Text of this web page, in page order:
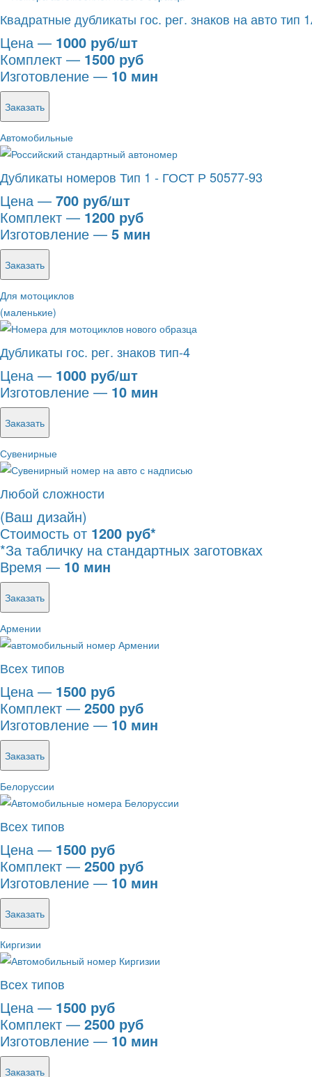
Квадратные дубликаты гос. рег. знаков на авто тип
Цена — 1000 руб/шт
Комплект — 1500 руб
Изготовление — 10 мин
Заказать
Автомобильные
Дубликаты номеров Тип 1 - ГОСТ Р 50577-93
Цена — 700 руб/шт
Комплект — 1200 руб
Изготовление — 5 мин
Заказать
Для мотоциклов
(маленькие)
Дубликаты гос. рег. знаков тип-4
Цена — 1000 руб/шт
Изготовление — 10 мин
Заказать
Сувенирные
Любой сложности
(Ваш дизайн)
Стоимость от 1200 руб*
*За табличку на стандартных заготовках
Время — 10 мин
Заказать
Армении
Всех типов
Цена — 1500 руб
Комплект — 2500 руб
Изготовление — 10 мин
Заказать
Белоруссии
Всех типов
Цена — 1500 руб
Комплект — 2500 руб
Изготовление — 10 мин
Заказать
Киргизии
Всех типов
Цена — 1500 руб
Комплект — 2500 руб
Изготовление — 10 мин
Заказать